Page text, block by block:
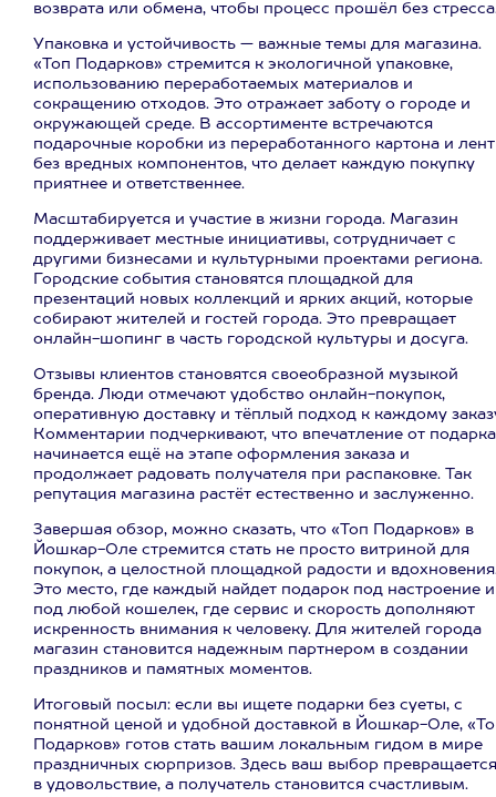
возврата или обмена, чтобы процесс прошёл без
Упаковка и устойчивость — важные темы для магазина.
«Топ Подарков» стремится к экологичной упаковке,
использованию переработаемых материалов и
сокращению отходов. Это отражает заботу о городе и
окружающей среде. В ассортименте встречаются
подарочные коробки из переработанного картона и
без вредных компонентов, что делает каждую покупку
приятнее и ответственнее.
Масштабируется и участие в жизни города. Магазин
поддерживает местные инициативы, сотрудничает с
другими бизнесами и культурными проектами региона.
Городские события становятся площадкой для
презентаций новых коллекций и ярких акций, которые
собирают жителей и гостей города. Это превращает
онлайн-шопинг в часть городской культуры и досуга.
Отзывы клиентов становятся своеобразной музыкой
бренда. Люди отмечают удобство онлайн-покупок,
оперативную доставку и тёплый подход к каждому
Комментарии подчеркивают, что впечатление от подарка
начинается ещё на этапе оформления заказа и
продолжает радовать получателя при распаковке. Так
репутация магазина растёт естественно и заслуженно.
Завершая обзор, можно сказать, что «Топ Подарков» в
Йошкар-Оле стремится стать не просто витриной для
покупок, а целостной площадкой радости и
Это место, где каждый найдет подарок под настроение и
под любой кошелек, где сервис и скорость дополняют
искренность внимания к человеку. Для жителей города
магазин становится надежным партнером в создании
праздников и памятных моментов.
Итоговый посыл: если вы ищете подарки без суеты, с
понятной ценой и удобной доставкой в Йошкар-Оле,
Подарков» готов стать вашим локальным гидом в мире
праздничных сюрпризов. Здесь ваш выбор превращается
в удовольствие, а получатель становится счастливым.